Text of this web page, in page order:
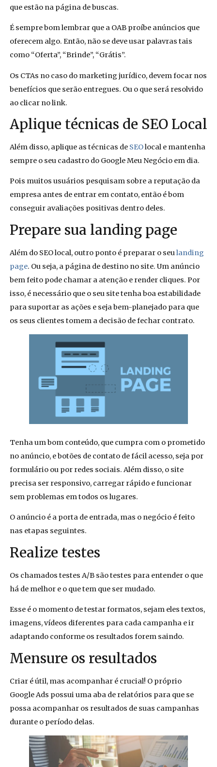
que estão na página de buscas.
É sempre bom lembrar que a OAB proíbe anúncios que
oferecem algo. Então, não se deve usar palavras tais
como “Oferta”, “Brinde”, “Grátis”.
Os CTAs no caso do marketing jurídico, devem focar nos
benefícios que serão entregues. Ou o que será resolvido
ao clicar no link.
Aplique técnicas de SEO Local
Além disso, aplique as técnicas de SEOlocal e mantenha
sempre o seu cadastro do Google Meu Negócio em dia.
Pois muitos usuários pesquisam sobre a reputação da
empresa antes de entrar em contato, então é bom
conseguir avaliações positivas dentro deles.
Prepare sua landing page
Além do SEO local, outro ponto é preparar o seulanding
page. Ou seja, a página de destino no site. Um anúncio
bem feito pode chamar a atenção e render cliques. Por
isso, é necessário que o seu site tenha boa estabilidade
para suportar as ações e seja bem-planejado para que
os seus clientes tomem a decisão de fechar contrato.
Tenha um bom conteúdo, que cumpra com o prometido
no anúncio, e botões de contato de fácil acesso, seja por
formulário ou por redes sociais. Além disso, o site
precisa ser responsivo, carregar rápido e funcionar
sem problemas em todos os lugares.
O anúncio é a porta de entrada, mas o negócio é feito
nas etapas seguintes.
Realize testes
Os chamados testes A/B são testes para entender o que
há de melhor e o que tem que ser mudado.
Esse é o momento de testar formatos, sejam eles textos,
imagens, vídeos diferentes para cada campanha e ir
adaptando conforme os resultados forem saindo.
Mensure os resultados
Criar é útil, mas acompanhar é crucial! O próprio
Google Ads possui uma aba de relatórios para que se
possa acompanhar os resultados de suas campanhas
durante o período delas.